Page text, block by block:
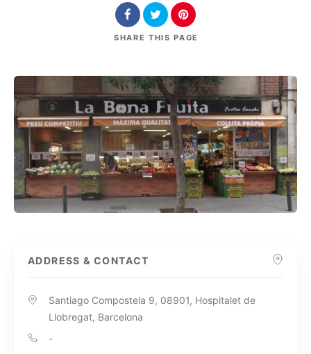
SHARE THIS PAGE
ADDRESS & CONTACT
Santiago Compostela 9, 08901, Hospitalet de
Llobregat, Barcelona
-